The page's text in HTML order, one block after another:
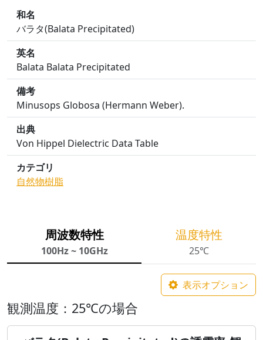
和名
バラタ(Balata Precipitated)
英名
Balata Balata Precipitated
備考
Minusops Globosa (Hermann Weber).
出典
Von Hippel Dielectric Data Table
カテゴリ
自然物樹脂
周波数特性
100Hz ~ 10GHz
温度特性
25℃
表示オプション
観測温度：25℃の場合